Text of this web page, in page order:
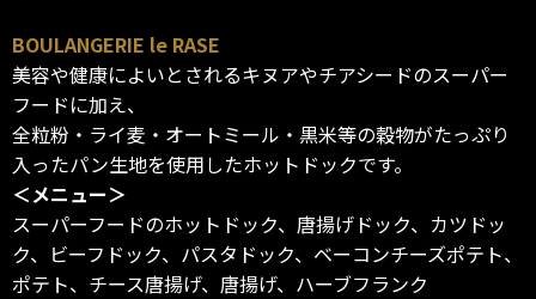
BOULANGERIE le RASE
美容や健康によいとされるキヌアやチアシードのスーパー
フードに加え、
全粒粉・ライ麦・オートミール・黒米等の穀物がたっぷり
入ったパン生地を使用したホットドックです。
＜メニュー＞
スーパーフードのホットドック、唐揚げドック、カツドッ
ク、ビーフドック、パスタドック、ベーコンチーズポテト、
ポテト、チース唐揚げ、唐揚げ、ハーブフランク